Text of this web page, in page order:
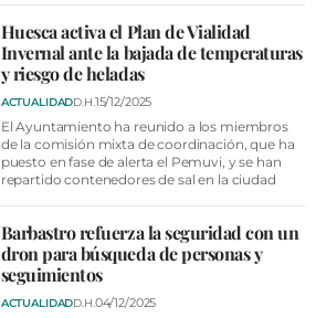
Huesca activa el Plan de Vialidad
Invernal ante la bajada de temperaturas
y riesgo de heladas
ACTUALIDADD.H. 15/12/2025
El Ayuntamiento ha reunido a los miembros
de la comisión mixta de coordinación, que ha
puesto en fase de alerta el Pemuvi, y se han
repartido contenedores de sal en la ciudad
Barbastro refuerza la seguridad con un
dron para búsqueda de personas y
seguimientos
ACTUALIDADD.H. 04/12/2025